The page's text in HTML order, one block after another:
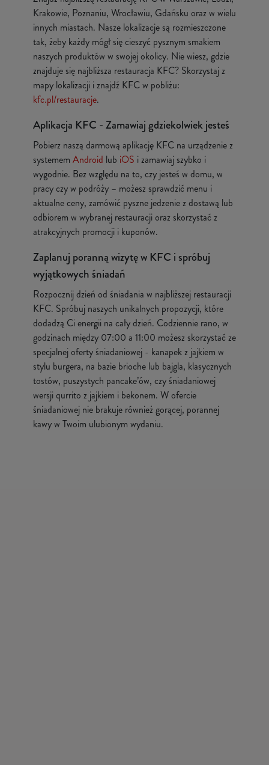
Krakowie, Poznaniu, Wrocławiu, Gdańsku oraz w wielu
innych miastach. Nasze lokalizacje są rozmieszczone
tak, żeby każdy mógł się cieszyć pysznym smakiem
naszych produktów w swojej okolicy. Nie wiesz, gdzie
znajduje się najbliższa restauracja KFC? Skorzystaj z
mapy lokalizacji i znajdź KFC w pobliżu:
kfc.pl/restauracje.
Aplikacja KFC - Zamawiaj gdziekolwiek jesteś
Pobierz naszą darmową aplikację KFC na urządzenie z
systemem Android lub iOS i zamawiaj szybko i
wygodnie. Bez względu na to, czy jesteś w domu, w
pracy czy w podróży – możesz sprawdzić menu i
aktualne ceny, zamówić pyszne jedzenie z dostawą lub
odbiorem w wybranej restauracji oraz skorzystać z
atrakcyjnych promocji i kuponów.
Zaplanuj poranną wizytę w KFC i spróbuj
wyjątkowych śniadań
Rozpocznij dzień od śniadania w najbliższej restauracji
KFC. Spróbuj naszych unikalnych propozycji, które
dodadzą Ci energii na cały dzień. Codziennie rano, w
godzinach między 07:00 a 11:00 możesz skorzystać ze
specjalnej oferty śniadaniowej - kanapek z jajkiem w
stylu burgera, na bazie brioche lub bajgla, klasycznych
tostów, puszystych pancake’ów, czy śniadaniowej
wersji qurrito z jajkiem i bekonem. W ofercie
śniadaniowej nie brakuje również gorącej, porannej
kawy w Twoim ulubionym wydaniu.